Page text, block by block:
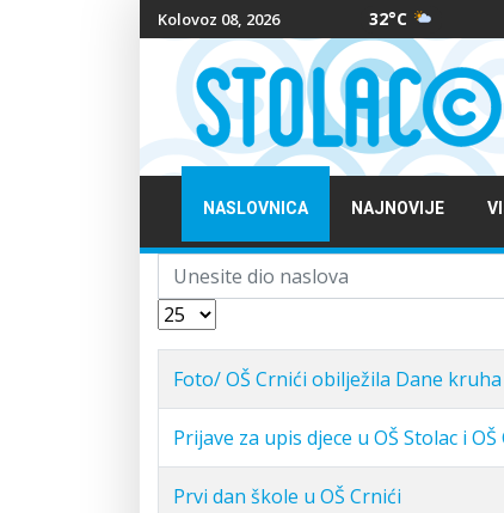
Kolovoz 08, 2026 32°C
NASLOVNICA NAJNOVIJE
Unesite dio naslova
Prikaz #
Foto/ OŠ Crnići obilježila Dane kruha
Prijave za upis djece u OŠ Stolac i OŠ
Prvi dan škole u OŠ Crnići